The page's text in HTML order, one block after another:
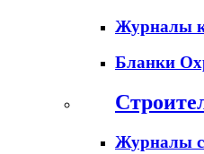
Журналы
Бланки
Журналы